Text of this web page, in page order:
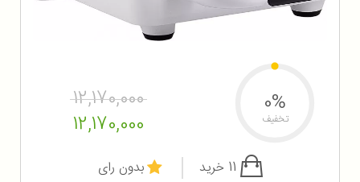
12,170,000
12,170,000
0%
تخفیف
بدون رای